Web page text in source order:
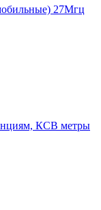
27Мгц
КСВ метры